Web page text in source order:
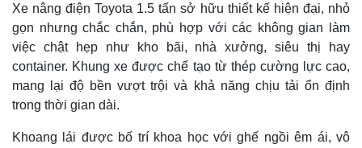
Xe nâng điện Toyota 1.5 tấn sở hữu thiết kế hiện đại, nhỏ
gọn nhưng chắc chắn, phù hợp với các không gian làm
việc chật hẹp như kho bãi, nhà xưởng, siêu thị hay
container. Khung xe được chế tạo từ thép cường lực cao,
mang lại độ bền vượt trội và khả năng chịu tải ổn định
trong thời gian dài.
Khoang lái được bố trí khoa học với ghế ngồi êm ái, vô